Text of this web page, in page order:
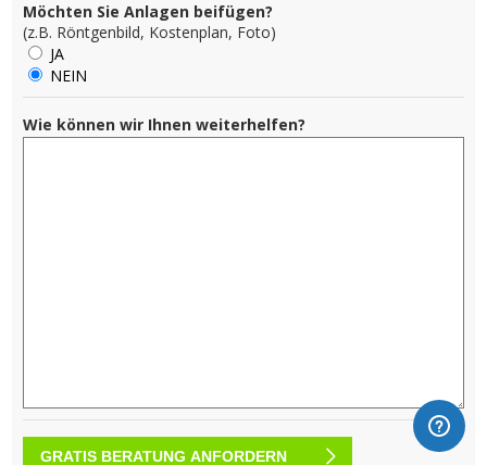
Möchten Sie Anlagen beifügen?
(z.B. Röntgenbild, Kostenplan, Foto)
JA
NEIN
Wie können wir Ihnen weiterhelfen?